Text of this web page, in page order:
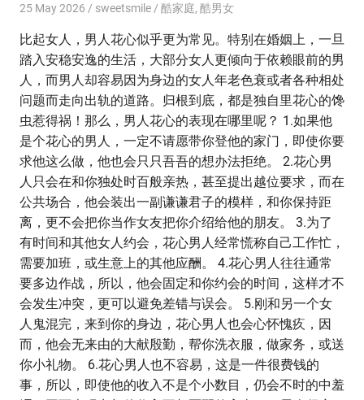
25 May 2026 sweetsmile 酷家庭, 酷男女
比起女人，男人花心似乎更为常见。特别在婚姻上，一旦
踏入安稳安逸的生活，大部分女人更倾向于依赖眼前的男
人，而男人却容易因为身边的女人年老色衰或者各种相处
问题而走向出轨的道路。归根到底，都是独自里花心的馋
虫惹得祸！那么，男人花心的表现在哪里呢？ 1.如果他
是个花心的男人，一定不请愿带你登他的家门，即使你要
求他这么做，他也会只只吾吾的想办法拒绝。 2.花心男
人只会在和你独处时百般亲热，甚至提出越位要求，而在
公共场合，他会装出一副谦谦君子的模样，和你保持距
离，更不会把你当作女友把你介绍给他的朋友。 3.为了
有时间和其他女人约会，花心男人经常慌称自己工作忙，
需要加班，或生意上的其他应酬。 4.花心男人往往通常
要多边作战，所以，他会固定和你约会的时间，这样才不
会发生冲突，更可以避免差错与误会。 5.刚和另一个女
人鬼混完，来到你的身边，花心男人也会心怀愧疚，因
而，他会无来由的大献殷勤，帮你洗衣服，做家务，或送
你小礼物。 6.花心男人也不容易，这是一件很费钱的
事，所以，即使他的收入不是个小数目，仍会不时的中羞